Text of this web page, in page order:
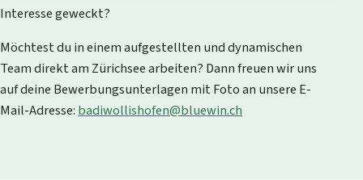
Interesse geweckt?
Möchtest du in einem aufgestellten und dynamischen
Team direkt am Zürichsee arbeiten? Dann freuen wir uns
auf deine Bewerbungsunterlagen mit Foto an unsere E-
Mail-Adresse:badiwollishofen@bluewin.ch